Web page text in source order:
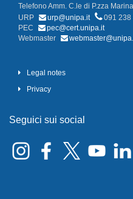
Telefono Amm. C.le di P.zza
URP
urp@unipa.it
091 238
PEC
pec@cert.unipa.it
Webmaster
Legal notes
Privacy
Seguici sui social